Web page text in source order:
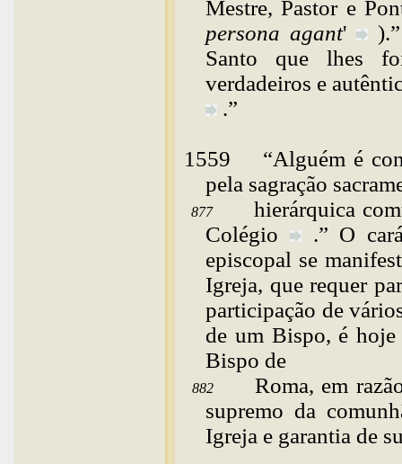
Mestre, Pastor e
persona agant'
Santo que lhes
verdadeiros e
.”
1559 “Alguém é
pela sagração
877 hierárquica
Colégio
.” O
episcopal se
Igreja, que requer
participação de
de um Bispo, é
Bispo de
882 Roma, em
supremo da
Igreja e garantia de